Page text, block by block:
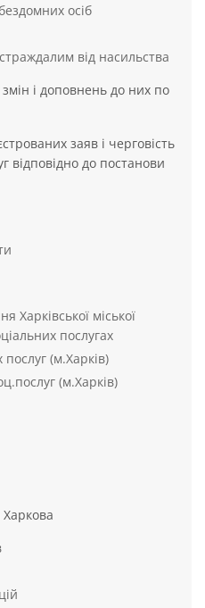
осіб
від насильства
і доповнень до них по
заяв і черговість
відповідно до постанови
Харківської міської
послугах
послуг (м.Харків)
(м.Харків)